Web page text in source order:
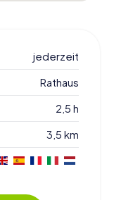
jederzeit
Rathaus
2,5 h
3,5 km